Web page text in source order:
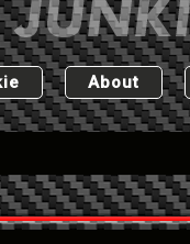
About